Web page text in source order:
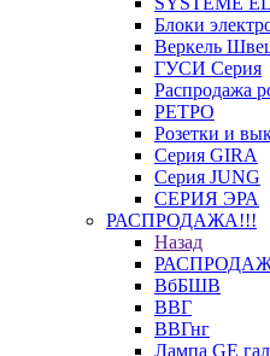
Блоки
Веркель
ГУСИ Серия
Распродажа
РЕТРО
Розетки и
Серия GIRA
Серия JUNG
СЕРИЯ ЭРА
РАСПРОДАЖА!!!
Назад
ВбБШВ
ВВГ
ВВГнг
Лампа GE